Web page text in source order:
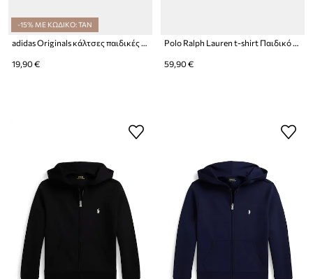
-15% ΜΕ ΚΩΔΙΚΟ: TAN
19,90 € 59,90 €